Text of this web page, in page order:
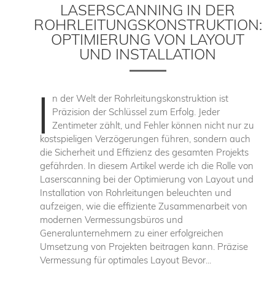
LASERSCANNING IN DER
ROHRLEITUNGSKONSTRUKTION:
OPTIMIERUNG VON LAYOUT
UND INSTALLATION
I
n der Welt der Rohrleitungskonstruktion ist
Präzision der Schlüssel zum Erfolg. Jeder
Zentimeter zählt, und Fehler können nicht nur zu
kostspieligen Verzögerungen führen, sondern auch
die Sicherheit und Effizienz des gesamten Projekts
gefährden. In diesem Artikel werde ich die Rolle von
Laserscanning bei der Optimierung von Layout und
Installation von Rohrleitungen beleuchten und
aufzeigen, wie die effiziente Zusammenarbeit von
modernen Vermessungsbüros und
Generalunternehmern zu einer erfolgreichen
Umsetzung von Projekten beitragen kann. Präzise
Vermessung für optimales Layout Bevor...